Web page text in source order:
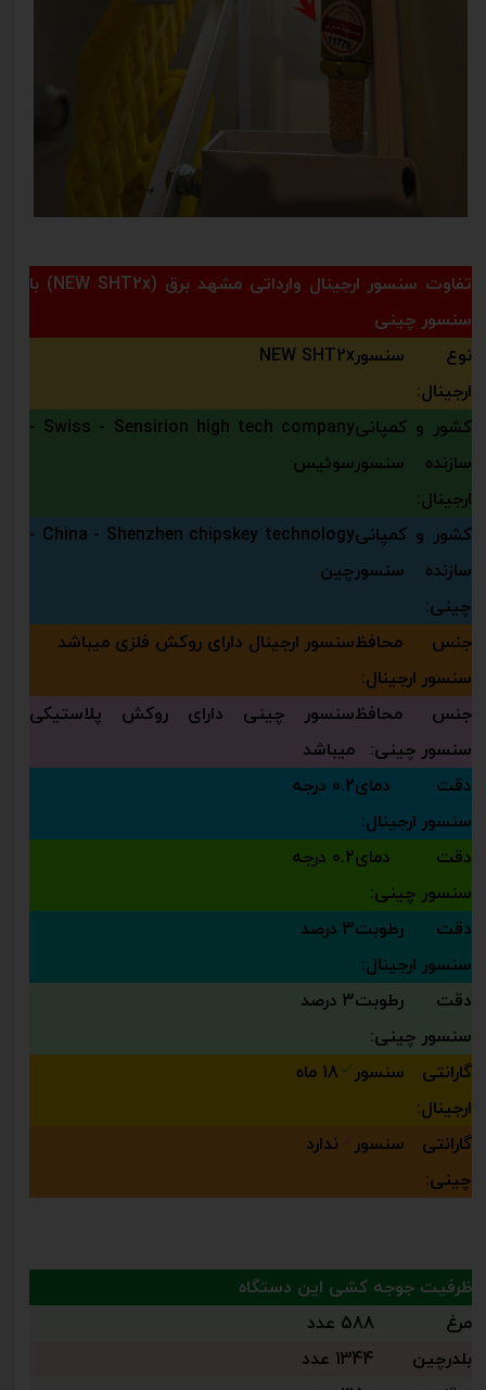
تفاوت سنسور ارجینال وارداتی مشهد برق (NEW SHT2x) با
سنسور چینی
نوع سنسور
ارجینال:
NEW SHT2x
کشور و کمپانی
سازنده سنسور
ارجینال:
Swiss - Sensirion high tech company -
سوئیس
کشور و کمپانی
سازنده سنسور
چینی:
China - Shenzhen chipskey technology -
چین
جنس محافظ
سنسور ارجینال:
سنسور ارجینال دارای روکش فلزی میباشد
جنس محافظ
سنسور چینی:
سنسور چینی دارای روکش پلاستیکی
میباشد
دقت دمای
سنسور ارجینال:
0.2 درجه
دقت دمای
سنسور چینی:
0.2 درجه
دقت رطوبت
سنسور ارجینال:
3 درصد
دقت رطوبت
سنسور چینی:
3 درصد
گارانتی سنسور
ارجینال:
18 ماه
گارانتی سنسور
چینی:
ندارد
ظرفیت جوجه کشی این دستگاه
مرغ
588 عدد
بلدرچین
1344 عدد